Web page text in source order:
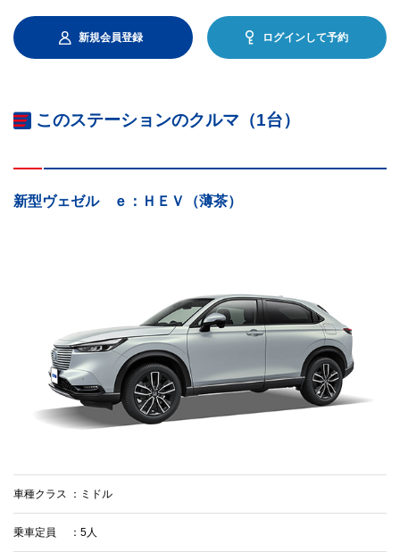
新規会員登録 ログインして予約
このステーションのクルマ（1台）
新型ヴェゼル ｅ：ＨＥＶ（薄茶）
車種クラス ミドル
乗車定員 5人